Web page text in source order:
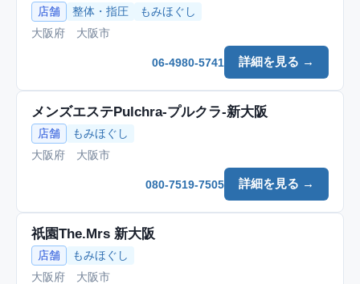
店舗 整体・指圧
もみほぐし
大阪府 大阪市
詳細を見る →
06-4980-5741
メンズエステPulchra-プルクラ-新大阪
店舗
もみほぐし
大阪府 大阪市
詳細を見る →
080-7519-7505
祇園The.Mrs 新大阪
店舗
もみほぐし
大阪府 大阪市